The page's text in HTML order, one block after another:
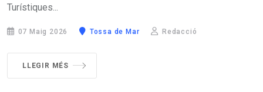
Turístiques...
07 Maig 2026 Tossa de Mar Redacció
LLEGIR MÉS